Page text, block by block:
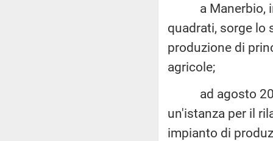
a Manerbio, in
quadrati, sorge lo
produzione di
agricole;
ad agosto
un'istanza per il
impianto di